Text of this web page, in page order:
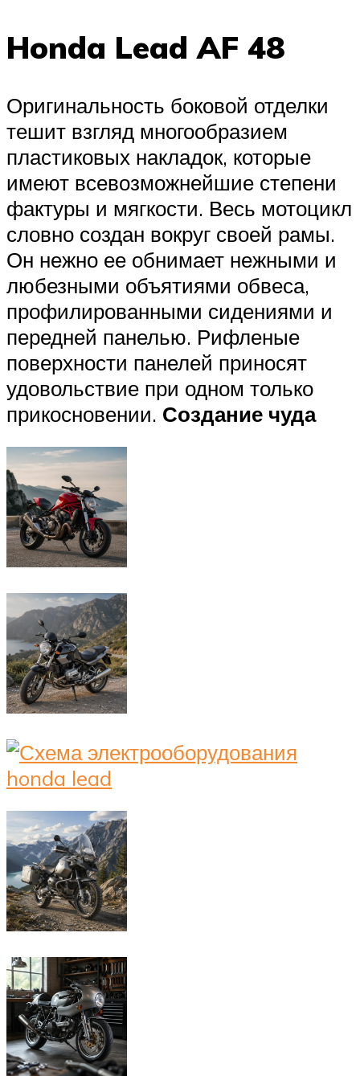
Honda Lead AF 48
Оригинальность боковой отделки
тешит взгляд многообразием
пластиковых накладок, которые
имеют всевозможнейшие степени
фактуры и мягкости. Весь мотоцикл
словно создан вокруг своей рамы.
Он нежно ее обнимает нежными и
любезными объятиями обвеса,
профилированными сидениями и
передней панелью. Рифленые
поверхности панелей приносят
удовольствие при одном только
прикосновении. Создание чуда